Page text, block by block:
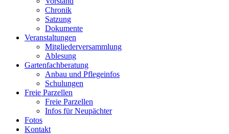
Chronik
Satzung
Dokumente
Veranstaltungen
Mitgliederversammlung
Ablesung
Gartenfachberatung
Anbau und Pflegeinfos
Schulungen
Freie Parzellen
Freie Parzellen
Infos für Neupächter
Fotos
Kontakt